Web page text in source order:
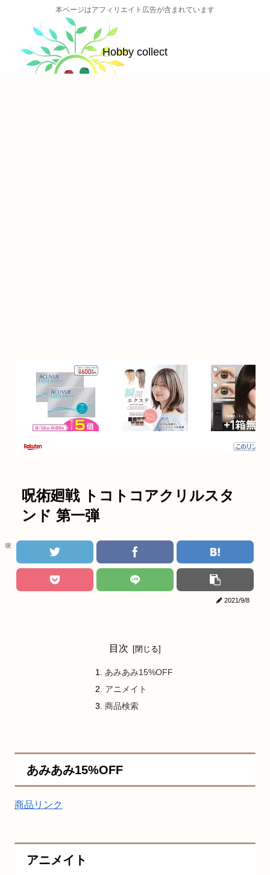
本ページはアフィリエイト広告が含まれています
Hobby collect
呪術廻戦 トコトコアクリルスタ
ンド 第一弾
呪術廻戦
2021/9/8
目次
あみあみ15%OFF
アニメイト
商品検索
あみあみ15%OFF
商品リンク
アニメイト